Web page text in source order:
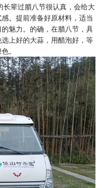
辈过腊八节很认真，会给大
。提前准备好原材料，适当
魅力。的确，在腊八节，具
上好的大蒜，用醋泡好，等
。